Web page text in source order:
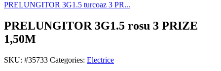
PRELUNGITOR 3G1.5 turcoaz 3 PR...
PRELUNGITOR 3G1.5 rosu 3 PRIZE
1,50M
SKU: #35733 Categories: Electrice